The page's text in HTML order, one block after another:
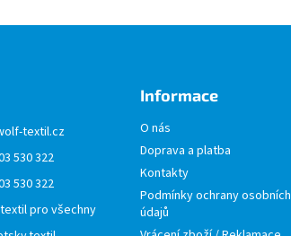
textil.cz
530 322
530 322
pro všechny
Informace
O nás
Doprava a platba
Kontakty
Podmínky ochrany osobních
údajů